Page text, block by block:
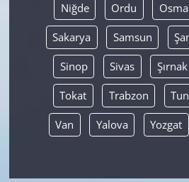
Niğde Ordu
Sakarya Samsun
Sinop Sivas Şırnak
Tokat Trabzon
Van Yalova Yozgat